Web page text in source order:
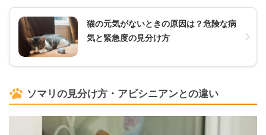
猫の元気がないときの原因は？危険な病
気と緊急度の見分け方
ソマリの見分け方・アビシニアンとの違い